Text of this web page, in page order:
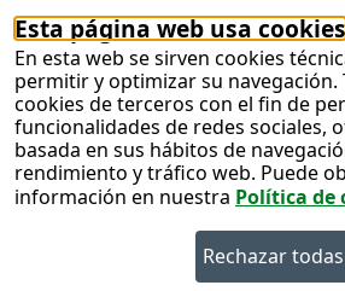
Esta página web usa cookies
En esta web se sirven cookies
permitir y optimizar su navegación.
cookies de terceros con el fin de
funcionalidades de redes sociales,
basada en sus hábitos de
rendimiento y tráfico web. Puede
información en nuestra Política de